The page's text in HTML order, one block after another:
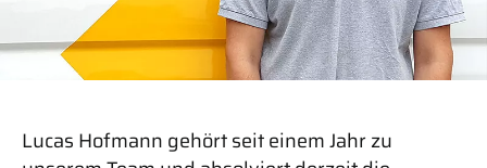
Lucas Hofmann gehört seit einem Jahr zu